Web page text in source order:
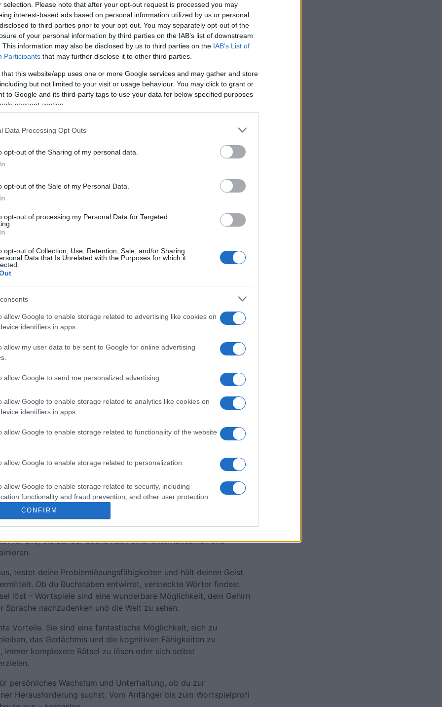
selection. Please note that after your opt-out request is processed you may
interest-based ads based on personal information utilized by us or personal
to third parties prior to your opt-out. You may separately opt-out of the
of your personal information by third parties on the IAB’s list of downstream
This information may also be disclosed by us to third parties on the IAB’s List of
Participants that may further disclose it to other third parties.
that this website/app uses one or more Google services and may gather and store
but not limited to your visit or usage behaviour. You may click to grant or
to Google and its third-party tags to use your data for below specified purposes
consent section.
Data Processing Opt Outs
opt-out of the Sharing of my personal data.
opt-out of the Sale of my Personal Data.
opt-out of processing my Personal Data for Targeted
opt-out of Collection, Use, Retention, Sale, and/or Sharing
Data that Is Unrelated with the Purposes for which it
allow Google to enable storage related to advertising like cookies on
identifiers in apps.
allow my user data to be sent to Google for online advertising
allow Google to send me personalized advertising.
allow Google to enable storage related to analytics like cookies on
identifiers in apps.
allow Google to enable storage related to functionality of the website
allow Google to enable storage related to personalization.
allow Google to enable storage related to security, including
functionality and fraud prevention, and other user protection.
CONFIRM
Best Anagram
Crossword
Arkadium's
Codeword
Hard Crossword Arkadium's Fill Ins
Crossword
kostenlos, präsentiert von Digital Turbine.
für alle, die auf der Suche nach einer unterhaltsamen und
testet deine Problemlösungsfähigkeiten und hält deinen Geist
Ob du Buchstaben entwirrst, versteckte Wörter findest
löst – Wortspiele sind eine wunderbare Möglichkeit, dein Gehirn
nachzudenken und die Welt zu sehen.
Vorteile. Sie sind eine fantastische Möglichkeit, sich zu
das Gedächtnis und die kognitiven Fähigkeiten zu
immer komplexere Rätsel zu lösen oder sich selbst
persönliches Wachstum und Unterhaltung, ob du zur
Herausforderung suchst. Vom Anfänger bis zum Wortspielprofi